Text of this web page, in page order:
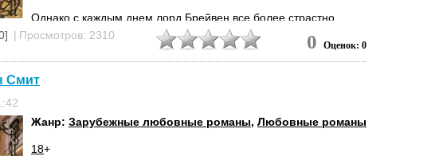
Однако с каждым днем лорд Брейвен все более страстно
влюбляется в синеглазую красавицу Рейчел Эштон – и
преисполняется желания доказать ей, что в браке настоящем
| Просмотров: 2310 0 Оценок: 0
Смит
Жанр: Зарубежные любовные романы, Любовные романы
18+